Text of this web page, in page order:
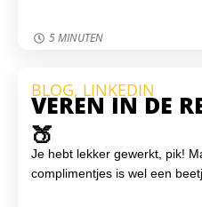
5 MINUTEN
BLOG, LINKEDIN
VEREN IN DE
🍑
Je hebt lekker gewerkt, pik!
complimentjes is wel een